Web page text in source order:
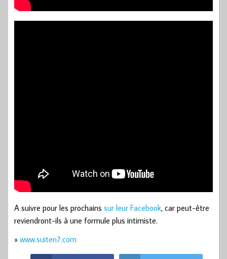
A suivre pour les prochains sur leur Facebook, car peut-être
reviendront-ils à une formule plus intimiste.
» www.suiten7.com